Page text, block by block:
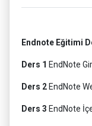
Endnote Eğitimi
Ders 1 EndNote
Ders 2 EndNote
Ders 3 EndNote